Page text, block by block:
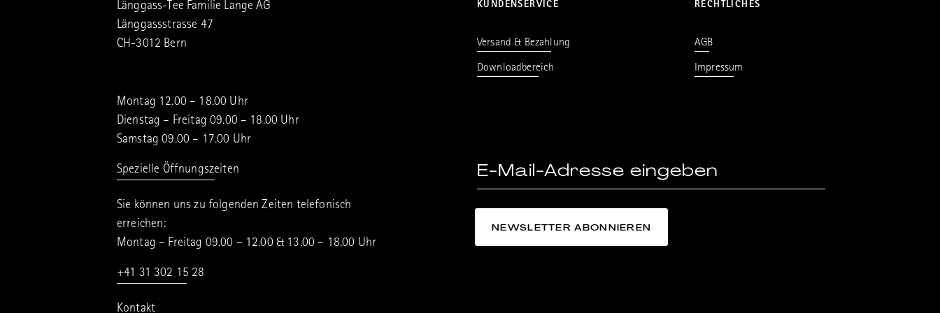
Länggass-Tee Familie Lange AG
Länggassstrasse 47
CH-3012 Bern
Montag 12.00 – 18.00 Uhr
Dienstag – Freitag 09.00 – 18.00 Uhr
Samstag 09.00 – 17.00 Uhr
Spezielle Öffnungszeiten
Sie können uns zu folgenden Zeiten telefonisch
erreichen:
Montag – Freitag 09.00 – 12.00 & 13.00 – 18.00 Uhr
+41 31 302 15 28
Kontakt
KUNDENSERVICE
Versand & Bezahlung
Downloadbereich
RECHTLICHES
AGB
Impressum